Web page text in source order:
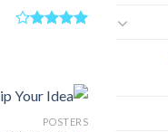
POSTERS